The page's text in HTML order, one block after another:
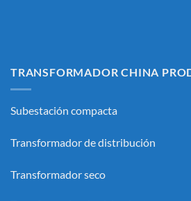
TRANSFORMADOR CHINA
Subestación compacta
Transformador de distribución
Transformador seco